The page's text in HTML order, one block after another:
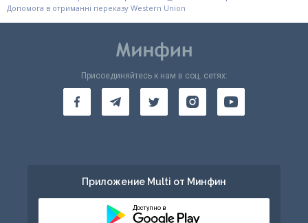
Допомога в отриманні переказу Western Union
Присоединяйтесь к нам в соц. сетях:
Приложение Multi от Минфин
Доступно в